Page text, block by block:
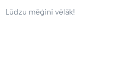
Lūdzu mēģini vēlāk!